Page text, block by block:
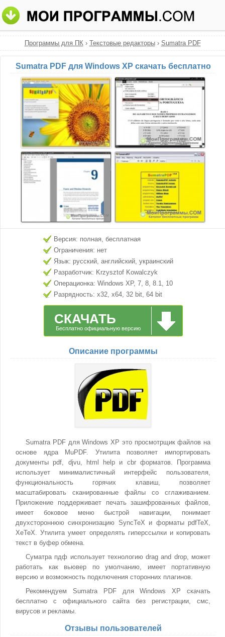
Программы для ПК› Текстовые редакторы› Sumatra PDF
Sumatra PDF для Windows XP скачать бесплатно
Версия: полная, бесплатная
Ограничения: нет
Язык: русский, английский, украинский
Разработчик: Krzysztof Kowalczyk
Операционка: Windows XP, 7, 8, 8.1, 10
Разрядность: x32, x64, 32 bit, 64 bit
СКАЧАТЬ
Бесплатно официальную версию
Описание программы
Sumatra PDF для Windows XP это просмотрщик файлов на
основе ядра MuPDF. Утилита позволяет импортировать
документы pdf, djvu, html help и cbr форматов. Программа
использует минималистичный интерфейс пользователя,
функциональность горячих клавиш, позволяет
масштабировать сканированные файлы со сглаживанием.
Приложение поддерживает печать зашифрованных файлов,
имеет боковое меню быстрой навигации, понимает
двухстороннюю синхронизацию SyncTeX и форматы pdfTeX,
XeTeX. Утилита умеет определять гиперссылки и копировать
текст в буфер обмена.
Суматра пдф использует технологию drag and drop, может
работать как вьювер по умолчанию, имеет портативную
версию и возможность подключения сторонних плагинов.
Рекомендуем Sumatra PDF для Windows XP скачать
бесплатно с официального сайта без регистрации, смс,
вирусов и рекламы.
Отзывы пользователей